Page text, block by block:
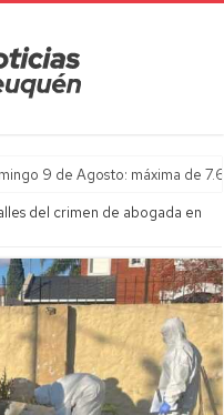
9 de Agosto: máxima de
del crimen de abogada en